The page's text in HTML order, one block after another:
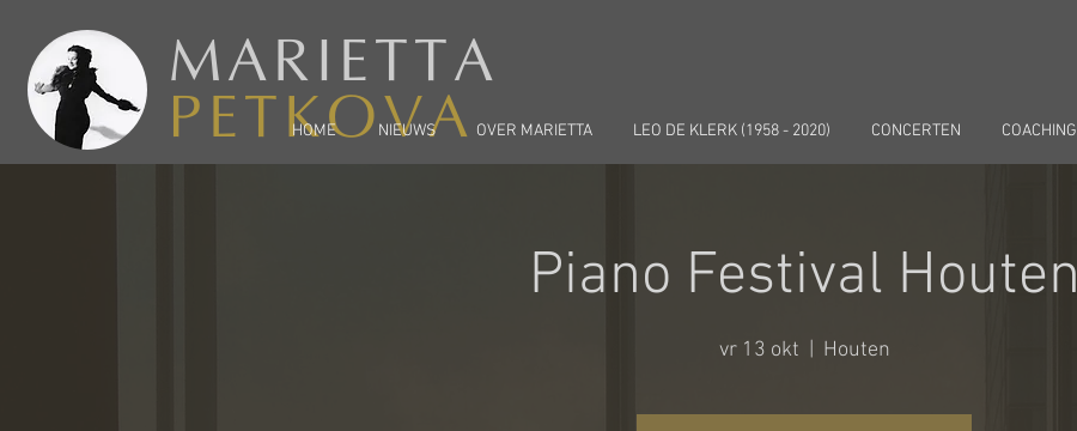
MARIETTA
PETKOVA
HOME NIEUWS OVER MARIETTA LEO DE KLERK (1958 - 2020) CONCERTEN COACHING
Piano Festival Houten
vr 13 okt
  |
Houten